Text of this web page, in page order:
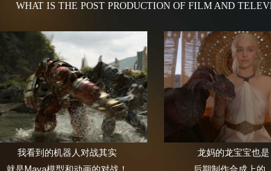
什么是
WHAT IS THE POST